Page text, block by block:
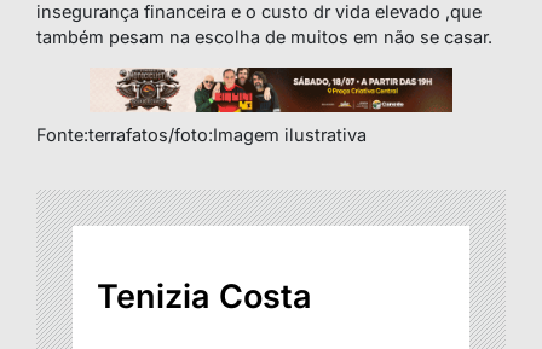
insegurança financeira e o custo dr vida elevado ,que
também pesam na escolha de muitos em não se casar.
Fonte:terrafatos/foto:Imagem ilustrativa
Tenizia Costa